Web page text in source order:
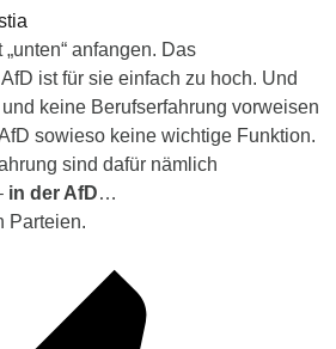
anfangen. Das
ist für sie einfach zu hoch. Und
keine Berufserfahrung vorweisen
sowieso keine wichtige Funktion.
sind dafür nämlich
in der AfD…
Parteien.